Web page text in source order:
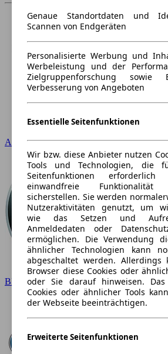
Audi
BMW
Genaue Standortdaten und
Scannen von Endgeräten
Personalisierte Werbung und
Werbeleistung und der
Zielgruppenforschung sowie
Verbesserung von Angeboten
Essentielle Seitenfunktionen
Wir bzw. diese Anbieter nutzen
Tools und Technologien, die
Seitenfunktionen
einwandfreie
sicherstellen. Sie werden
Nutzeraktivitäten genutzt, um
wie das Setzen und
Anmeldedaten oder
ermöglichen. Die Verwendung
ähnlicher Technologien kann
abgeschaltet werden. Allerdings
Browser diese Cookies oder
oder Sie darauf hinweisen.
Cookies oder ähnlicher Tools
der Webseite beeinträchtigen.
Erweiterte Seitenfunktionen